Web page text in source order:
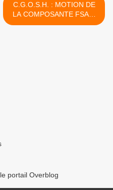
C.G.O.S.H. : MOTION DE
LA COMPOSANTE FSAS-
CGTG Au Conseil
portail Overblog